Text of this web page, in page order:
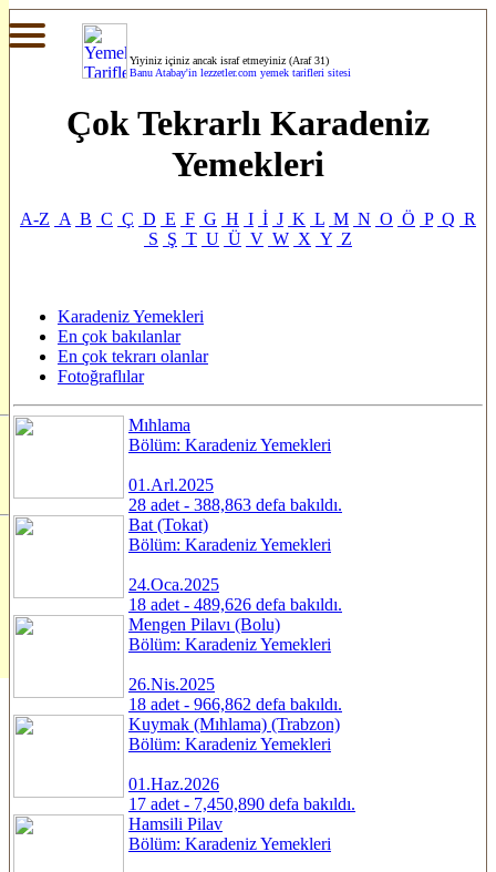
Yiyiniz içiniz ancak israf etmeyiniz (Araf 31)
Banu Atabay'in lezzetler.com yemek tarifleri sitesi
Çok Tekrarlı Karadeniz
Yemekleri
A-Z A B C Ç D E F G H I İ J K L M N O Ö P Q R
S Ş T U Ü V W X Y Z
Karadeniz Yemekleri
En çok bakılanlar
En çok tekrarı olanlar
Fotoğraflılar
Mıhlama
Bölüm: Karadeniz Yemekleri
01.Arl.2025
28 adet - 388,863 defa bakıldı.
Bat (Tokat)
Bölüm: Karadeniz Yemekleri
24.Oca.2025
18 adet - 489,626 defa bakıldı.
Mengen Pilavı (Bolu)
Bölüm: Karadeniz Yemekleri
26.Nis.2025
18 adet - 966,862 defa bakıldı.
Kuymak (Mıhlama) (Trabzon)
Bölüm: Karadeniz Yemekleri
01.Haz.2026
17 adet - 7,450,890 defa bakıldı.
Hamsili Pilav
Bölüm: Karadeniz Yemekleri